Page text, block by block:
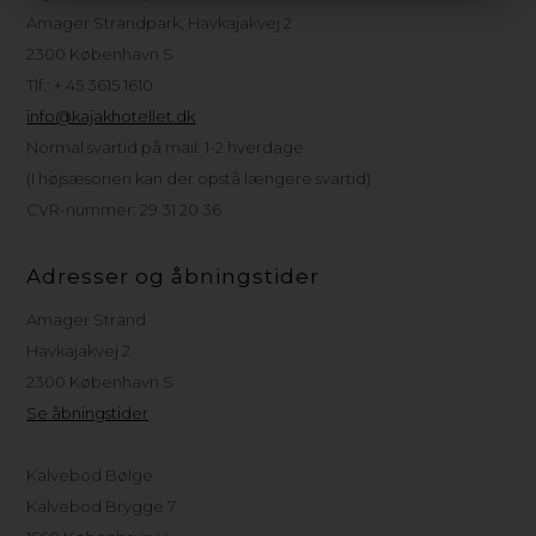
Amager Strandpark, Havkajakvej 2
2300 København S
Tlf.: + 45 3615 1610
info@kajakhotellet.dk
Normal svartid på mail: 1-2 hverdage
(I højsæsonen kan der opstå længere svartid)
CVR-nummer: 29 31 20 36
Adresser og åbningstider
Amager Strand
Havkajakvej 2
2300 København S
Se åbningstider
Kalvebod Bølge
Kalvebod Brygge 7